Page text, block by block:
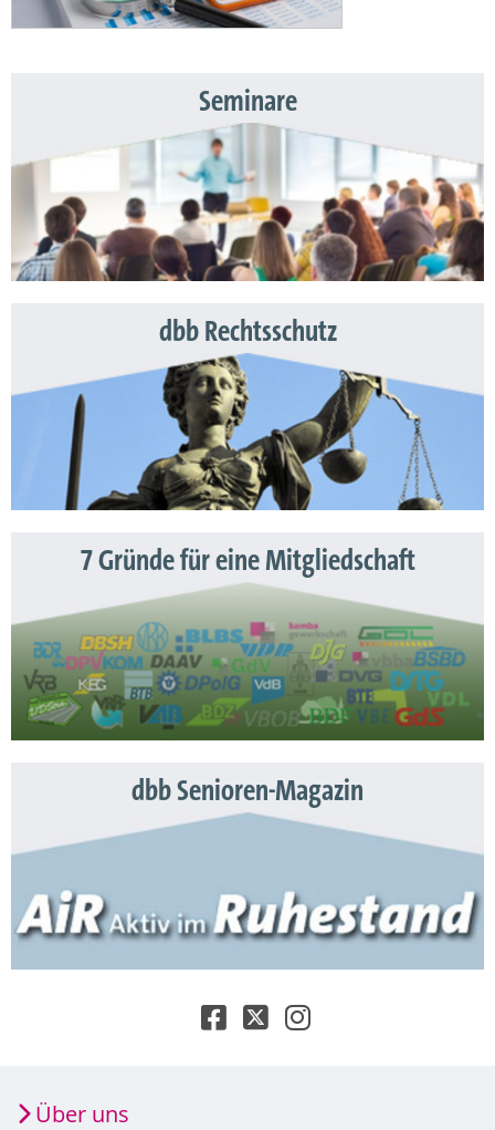
Seminare
dbb Rechtsschutz
7 Gründe für eine Mitgliedschaft
dbb Senioren-Magazin
Über uns